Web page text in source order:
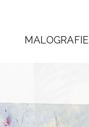
MALOGRAFIE